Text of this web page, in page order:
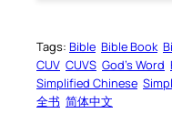
Tags: Bible Bible Book
CUV CUVS God’s Word
Simplified Chinese
全书 简体中文